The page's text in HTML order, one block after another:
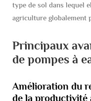
type de sol dans lequel
agriculture globalement
Principaux
de pompes à
Amélioration du
de la productivité